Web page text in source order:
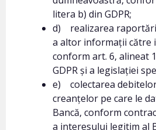
litera b) din GDPR;
d) realizarea
a altor informații către
conform art. 6, alineat
GDPR și a legislației
e) colectarea
creanțelor pe care le
Bancă, conform
a interesului legitim al